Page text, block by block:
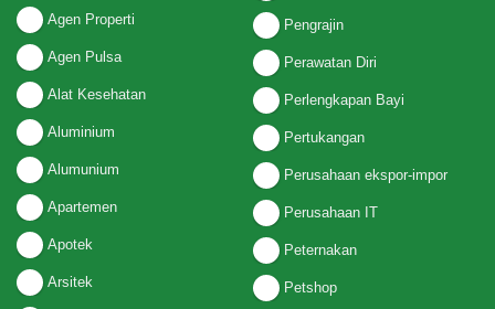
Agen Properti
Agen Pulsa
Alat Kesehatan
Aluminium
Alumunium
Apartemen
Apotek
Arsitek
Pengrajin
Perawatan Diri
Perlengkapan Bayi
Pertukangan
Perusahaan ekspor-impor
Perusahaan IT
Peternakan
Petshop